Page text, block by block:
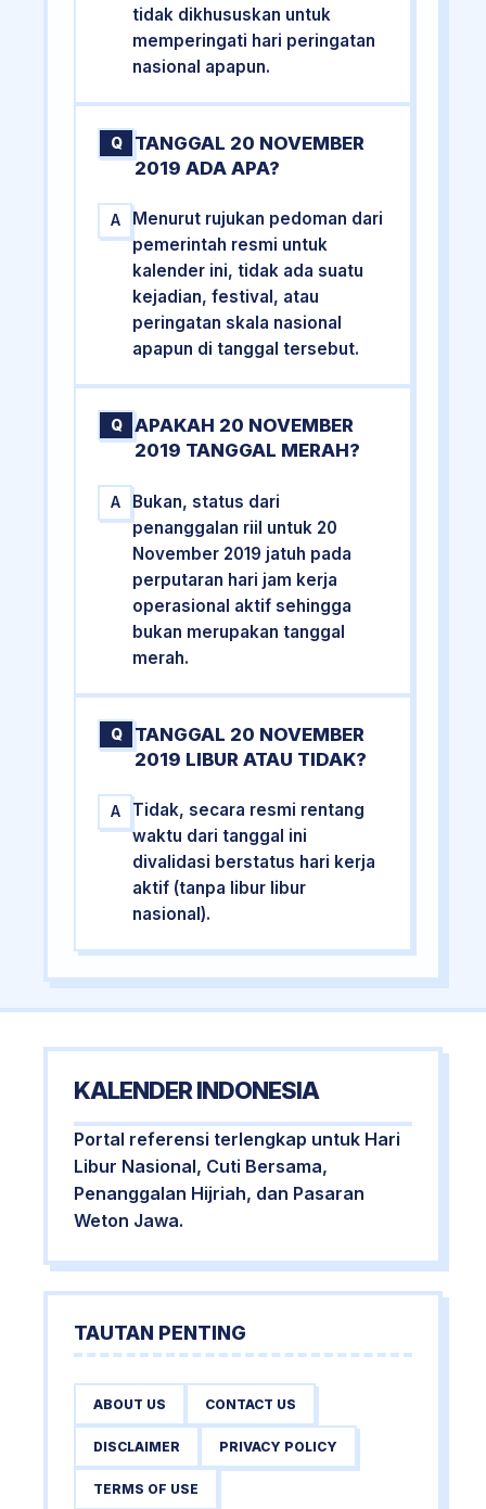
tidak dikhususkan untuk
memperingati hari peringatan
nasional apapun.
Q
TANGGAL 20 NOVEMBER
2019 ADA APA?
A
Menurut rujukan pedoman dari
pemerintah resmi untuk
kalender ini, tidak ada suatu
kejadian, festival, atau
peringatan skala nasional
apapun di tanggal tersebut.
Q
APAKAH 20 NOVEMBER
2019 TANGGAL MERAH?
A
Bukan, status dari
penanggalan riil untuk 20
November 2019 jatuh pada
perputaran hari jam kerja
operasional aktif sehingga
bukan merupakan tanggal
merah.
Q
TANGGAL 20 NOVEMBER
2019 LIBUR ATAU TIDAK?
A
Tidak, secara resmi rentang
waktu dari tanggal ini
divalidasi berstatus hari kerja
aktif (tanpa libur libur
nasional).
KALENDER INDONESIA
Portal referensi terlengkap untuk Hari
Libur Nasional, Cuti Bersama,
Penanggalan Hijriah, dan Pasaran
Weton Jawa.
TAUTAN PENTING
ABOUT US CONTACT US
DISCLAIMER PRIVACY POLICY
TERMS OF USE